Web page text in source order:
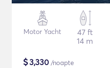
Motor Yacht
47 ft
14 m
$3,330 /noapte